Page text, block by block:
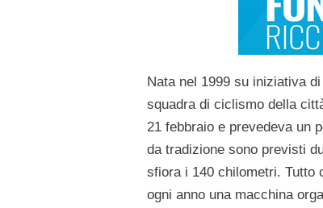
Nata nel 1999 su iniziativa di
squadra di ciclismo della
21 febbraio e prevedeva un
da tradizione sono previsti
sfiora i 140 chilometri. Tutto
ogni anno una macchina